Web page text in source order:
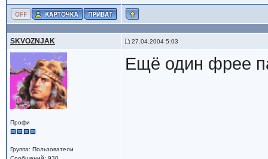
SKVOZNJAK 27.04.2004 5:03
Профи
Группа: Пользователи
Ещё один фрее